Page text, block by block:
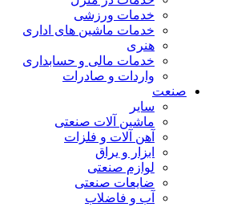
خدمات ورزشی
خدمات ماشین های اداری
هنری
خدمات مالی و حسابداری
واردات و صادرات
صنعت
سایر
ماشین آلات صنعتی
آهن آلات و فلزات
ابزار و یراق
لوازم صنعتی
ضایعات صنعتی
آب و فاضلاب